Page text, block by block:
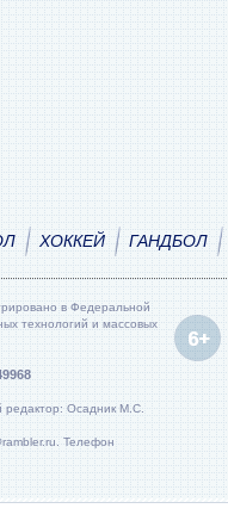
ХОККЕЙ ГАНДБОЛ
в Федеральной
технологий и массовых
редактор: Осадник М.С.
Телефон